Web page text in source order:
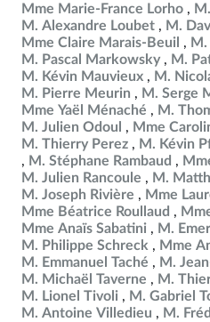
Mme Marie-France Lorho
M. Alexandre Loubet
M.
Mme Claire Marais-Beuil
M. Pascal Markowsky
M.
M. Kévin Mauvieux
M.
M. Pierre Meurin
M. Serge
Mme Yaël Ménaché
M.
M. Julien Odoul
Mme
M. Thierry Perez
M. Kévin
M. Stéphane Rambaud
M. Julien Rancoule
M.
M. Joseph Rivière
Mme
Mme Béatrice Roullaud
Mme Anaïs Sabatini
M.
M. Philippe Schreck
Mme
M. Emmanuel Taché
M.
M. Michaël Taverne
M.
M. Lionel Tivoli
M. Gabriel
M. Antoine Villedieu
M.